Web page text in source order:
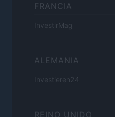
FRANCIA
InvestirMag
ALEMANIA
Investieren24
REINO UNIDO